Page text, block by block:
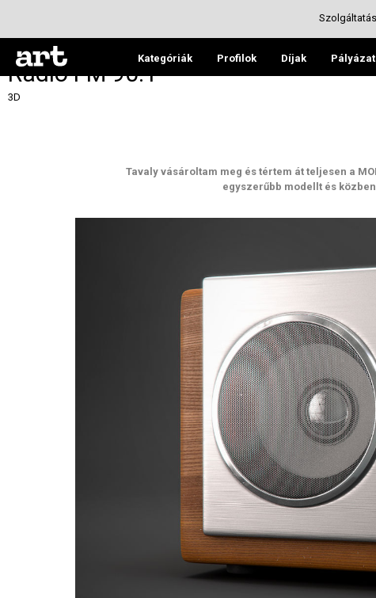
Kategóriák Profilok Díjak
Radio FM 90.1
3D
Tavaly vásároltam meg és tértem át teljesen a
egyszerűbb modellt és